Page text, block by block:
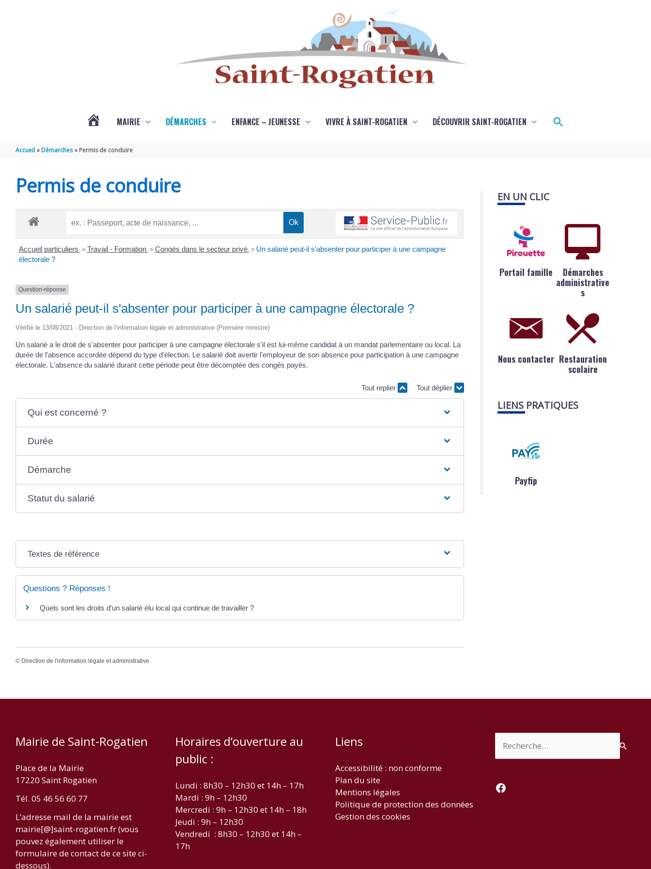
ROGATIEN
MAIRIE DÉMARCHES ENFANCE – JEUNESSE VIVRE À SAINT-ROGATIEN DÉCOUVRIR SAINT-ROGATIEN Rechercher
Accueil Démarches Permis de conduire
Permis de conduire
Accueil particuliers > Travail - Formation > Congés dans le secteur privé > Un salarié peut-il s'absenter pour participer à une campagne
électorale ?
Question-réponse
Un salarié peut-il s'absenter pour participer à une campagne électorale ?
Vérifié le 13/08/2021 - Direction de l'information légale et administrative (Première ministre)
Un salarié a le droit de s'absenter pour participer à une campagne électorale s'il est lui-même candidat à un mandat parlementaire ou local. La
durée de l'absence accordée dépend du type d'élection. Le salarié doit avertir l'employeur de son absence pour participation à une campagne
électorale. L'absence du salarié durant cette période peut être décomptée des congés payés.
Tout replier Tout déplier
Qui est concerné ?
Durée
Démarche
Statut du salarié
Textes de référence
Questions ? Réponses !
Quels sont les droits d'un salarié élu local qui continue de travailler ?
© Direction de l'information légale et administrative
EN UN CLIC
Portail famille
Démarches
administrative
s
Nous contacter Restauration
scolaire
LIENS PRATIQUES
Payfip
Mairie de Saint-Rogatien
Place de la Mairie
17220 Saint Rogatien
Tél. 05 46 56 60 77
L’adresse mail de la mairie est
mairie[@]saint-rogatien.fr (vous
pouvez également utiliser le
formulaire de contact de ce site ci-
dessous).
Horaires d’ouverture au
public :
Lundi : 8h30 – 12h30 et 14h – 17h
Mardi : 9h – 12h30
Mercredi : 9h – 12h30 et 14h – 18h
Jeudi : 9h – 12h30
Vendredi : 8h30 – 12h30 et 14h –
17h
Liens
Accessibilité : non conforme
Plan du site
Mentions légales
Politique de protection des données
Gestion des cookies
Facebook